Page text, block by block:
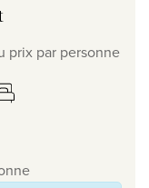
prix par personne